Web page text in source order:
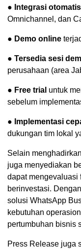
● Integrasi otomatis
Omnichannel, dan
● Demo online
● Tersedia sesi
perusahaan (area
● Free trial untuk
sebelum
● Implementasi
dukungan tim lokal
Selain
juga menyediakan
dapat mengevaluasi
berinvestasi.
solusi WhatsApp
kebutuhan
pertumbuhan bisnis
Press Release juga